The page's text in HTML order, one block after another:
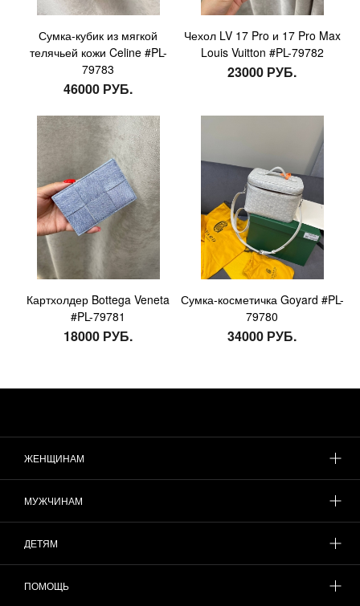
Сумка-кубик из мягкой
телячьей кожи Celine #PL-
79783
46000 РУБ.
Чехол LV 17 Pro и 17 Pro Max
Louis Vuitton #PL-79782
23000 РУБ.
Картхолдер Bottega Veneta
#PL-79781
18000 РУБ.
Сумка-косметичка Goyard #PL-
79780
34000 РУБ.
ЖЕНЩИНАМ
МУЖЧИНАМ
ДЕТЯМ
ПОМОЩЬ